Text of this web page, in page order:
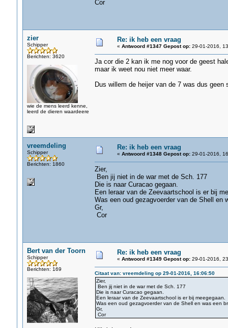
Cor
zier
Schipper
Berichten: 3620
wie de mens leerd kenne,
leerd de dieren waardeere
Re: ik heb een vraag
« Antwoord #1347 Gepost op:29-01-2016,
Ja cor die 2 kan ik me nog voor de geest
maar ik weet nou niet meer waar.
Dus willem de heijer van de 7 was dus
vreemdeling
Schipper
Berichten: 1860
Re: ik heb een vraag
« Antwoord #1348 Gepost op:29-01-2016,
Zier,
Ben jij niet in de war met de Sch. 177
Die is naar Curacao gegaan.
Een leraar van de Zeevaartschool is er bij
Was een oud gezagvoerder van de Shell en
Gr,
Cor
Bert van der Toorn
Schipper
Berichten: 169
Re: ik heb een vraag
« Antwoord #1349 Gepost op:29-01-2016,
Citaat van: vreemdeling op 29-01-2016, 16:06:50
Zier,
Ben jij niet in de war met de Sch. 177
Die is naar Curacao gegaan.
Een leraar van de Zeevaartschool is er bij meegegaan.
Was een oud gezagvoerder van de Shell en was een
Gr,
Cor